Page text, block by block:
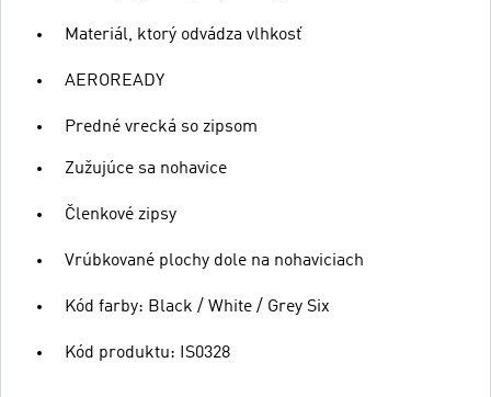
Materiál, ktorý odvádza vlhkosť
AEROREADY
Predné vrecká so zipsom
Zužujúce sa nohavice
Členkové zipsy
Vrúbkované plochy dole na nohaviciach
Kód farby: Black / White / Grey Six
Kód produktu: IS0328